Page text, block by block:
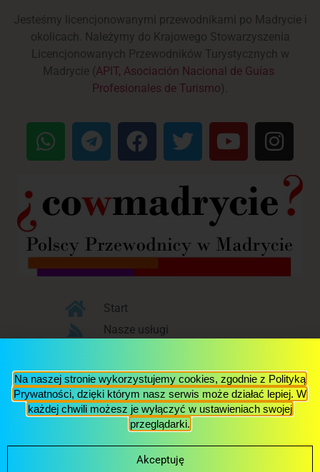
Jesteśmy licencjonowanymi przewodnikami po Madrycie i
okolicach. Należymy do Krajowego Stowarzyszenia
Licencjonowanych Przewodników Turystycznych w
Madrycie (APIT, Asociación Nacional de Guías
Profesionales de Turismo).
Start
Nasze usługi
O nas
Kontakt
© 2017 Via Polonia S.L., NIF: B87304762,
Política de Privacidad
Na naszej stronie wykorzystujemy cookies, zgodnie z Polityką
Prywatności, dzięki którym nasz serwis może działać lepiej. W
każdej chwili możesz je wyłączyć w ustawieniach swojej
przeglądarki.
Akceptuję